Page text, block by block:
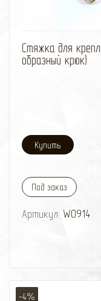
Стяжка для
образный крюк)
Под заказ
Артикул: W0914
-4%